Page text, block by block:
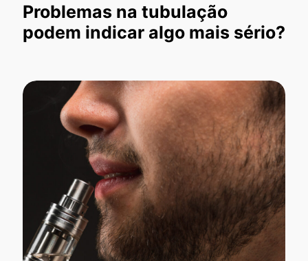
Problemas na tubulação
podem indicar algo mais sério?